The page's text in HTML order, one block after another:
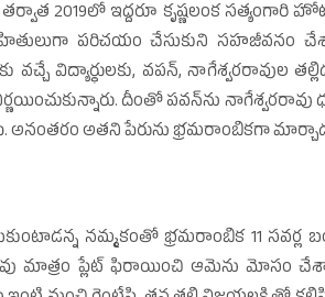
2019లో ఇద్దరూ కృష్ణలంక సత్యంగారి
పరిచయం చేసుకుని సహజీవనం
విద్యార్థులకు, వపన్‌, నాగేశ్వరరావుల
దీంతో పవన్‌ను నాగేశ్వరరావు
అనంతరం అతని పేరును భ్రమరాంబికగా
నమ్మకంతో భ్రమరాంబిక 11 సవర్ల
మాత్రం ప్లేట్‌ ఫిరాయించి ఆమెను మోసం